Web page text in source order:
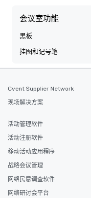
会议室功能
黑板
挂图和记号笔
Cvent Supplier Network
现场解决方案
活动管理软件
活动注册软件
移动活动应用程序
战略会议管理
网络民意调查软件
网络研讨会平台